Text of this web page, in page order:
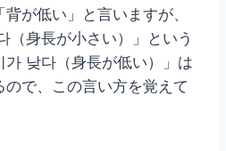
が低い」と言いますが、
（身長が小さい）」という
낮다（身長が低い）」は
で、この言い方を覚えて